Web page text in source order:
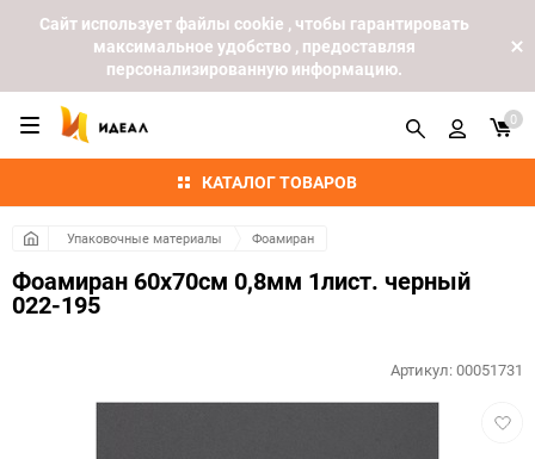
Cайт использует файлы cookie , чтобы гарантировать
максимальное удобство , предоставляя
персонализированную информацию.
КАТАЛОГ ТОВАРОВ
0
Упаковочные материалы Фоамиран
Фоамиран 60х70см 0,8мм 1лист. черный
022-195
Артикул:00051731